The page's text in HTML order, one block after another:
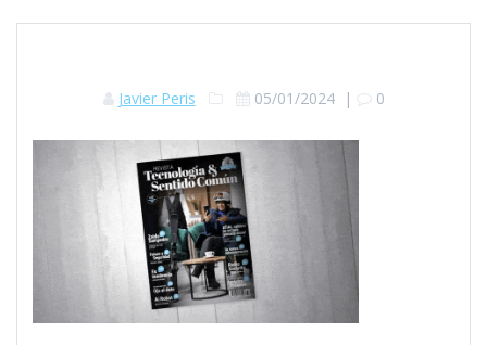
Javier Peris 05/01/2024| 0